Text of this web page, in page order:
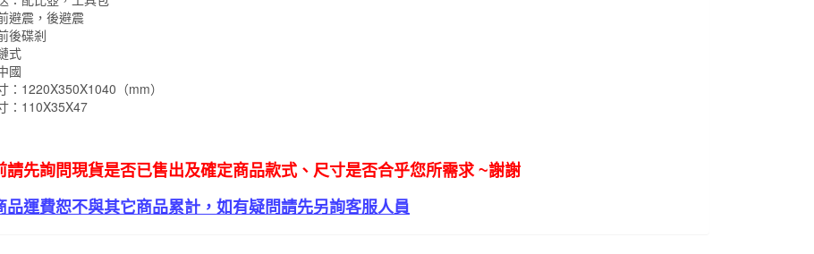
數
避震，後避震
後碟剎
式
國
：1220X350X1040（mm）
：110X35X47
請先詢問現貨是否已售出及確定商品款式、尺寸是否合乎您所需求 ~謝謝
品運費恕不與其它商品累計，如有疑問請先另詢客服人員